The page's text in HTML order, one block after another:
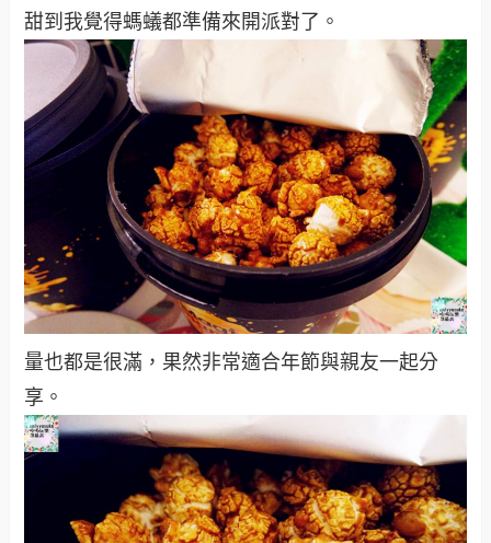
甜到我覺得螞蟻都準備來開派對了。
量也都是很滿，果然非常適合年節與親友一起分
享。